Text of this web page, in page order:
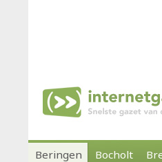
Beringen Bocholt